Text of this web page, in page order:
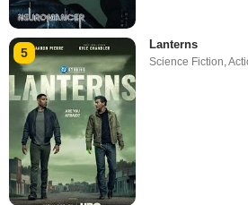
5
Lanterns
Science Fiction ,